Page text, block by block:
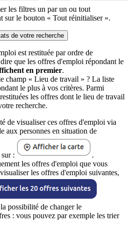
les filtres un par un ou tout
sur le bouton « Tout réinitialiser ».
de votre recherche
est restituée par ordre de
que les offres d'emploi répondant le
en premier.
champ « Lieu de travail » ? La liste
le plus à vos critères. Parmi
les offres dont le lieu de travail
recherche.
de visualiser ces offres d'emploi via
aux personnes en situation de
:
.
les offres d'emploi que vous
les offres d'emploi suivantes,
possibilité de changer le
: vous pouvez par exemple les trier